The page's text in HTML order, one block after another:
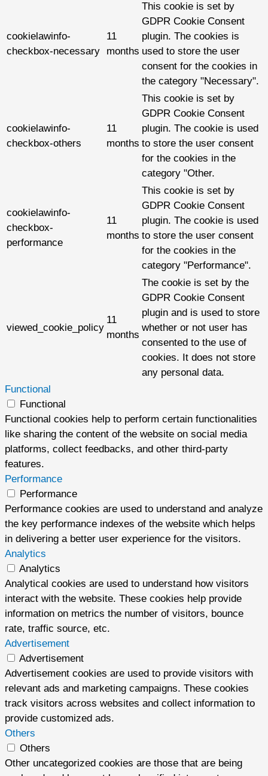
cookielawinfo-
checkbox-necessary
11
months
This cookie is set by
GDPR Cookie Consent
plugin. The cookies is
used to store the user
consent for the cookies in
the category "Necessary".
cookielawinfo-
checkbox-others
11
months
This cookie is set by
GDPR Cookie Consent
plugin. The cookie is used
to store the user consent
for the cookies in the
category "Other.
cookielawinfo-
checkbox-
performance
11
months
This cookie is set by
GDPR Cookie Consent
plugin. The cookie is used
to store the user consent
for the cookies in the
category "Performance".
viewed_cookie_policy
11
months
The cookie is set by the
GDPR Cookie Consent
plugin and is used to store
whether or not user has
consented to the use of
cookies. It does not store
any personal data.
Functional
Functional
Functional cookies help to perform certain functionalities
like sharing the content of the website on social media
platforms, collect feedbacks, and other third-party
features.
Performance
Performance
Performance cookies are used to understand and analyze
the key performance indexes of the website which helps
in delivering a better user experience for the visitors.
Analytics
Analytics
Analytical cookies are used to understand how visitors
interact with the website. These cookies help provide
information on metrics the number of visitors, bounce
rate, traffic source, etc.
Advertisement
Advertisement
Advertisement cookies are used to provide visitors with
relevant ads and marketing campaigns. These cookies
track visitors across websites and collect information to
provide customized ads.
Others
Others
Other uncategorized cookies are those that are being